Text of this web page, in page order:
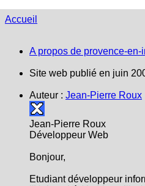
Accueil
A propos de provence-en-
Site web publié en juin
Auteur : Jean-Pierre Roux
Jean-Pierre Roux
Développeur Web
Bonjour,
Etudiant développeur